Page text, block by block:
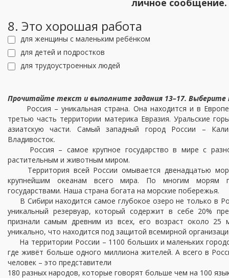
личное сообщение.
8. Это хорошая работа
для женщины с маленьким ребёнком
для детей и подростков
для трудоустроенных людей
Прочитайте текст и выполните задания 13–17.
Россия – уникальная страна. Она находится и в
третью часть территории материка Евразия. Уральские
азиатскую части. Самый западный город России –
Владивосток.
Россия – самое крупное государство в мире с
растительным и животным миром.
Территория всей России омывается двенадцатью
крупнейшим океанам всего мира. По многим морям
государствами. Наша страна богата на морские побережья.
В Сибири находится самое глубокое озеро не только в
уникальный резервуар, который содержит в себе 20%
признали самым древним из всех, его возраст около 25
уникально, что находится под защитой всемирной
На территории России – 1100 больших и маленьких
где живёт больше одного миллиона жителей. А всего в
человек – это представители
180 разных народов, которые говорят больше чем на 100